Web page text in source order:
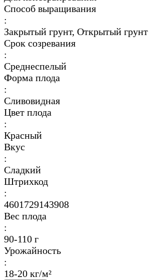
Способ выращивания
:
Закрытый грунт, Открытый грунт
Срок созревания
:
Среднеспелый
Форма плода
:
Сливовидная
Цвет плода
:
Красный
Вкус
:
Сладкий
Штрихкод
:
4601729143908
Вес плода
:
90-110 г
Урожайность
:
18-20 кг/м²